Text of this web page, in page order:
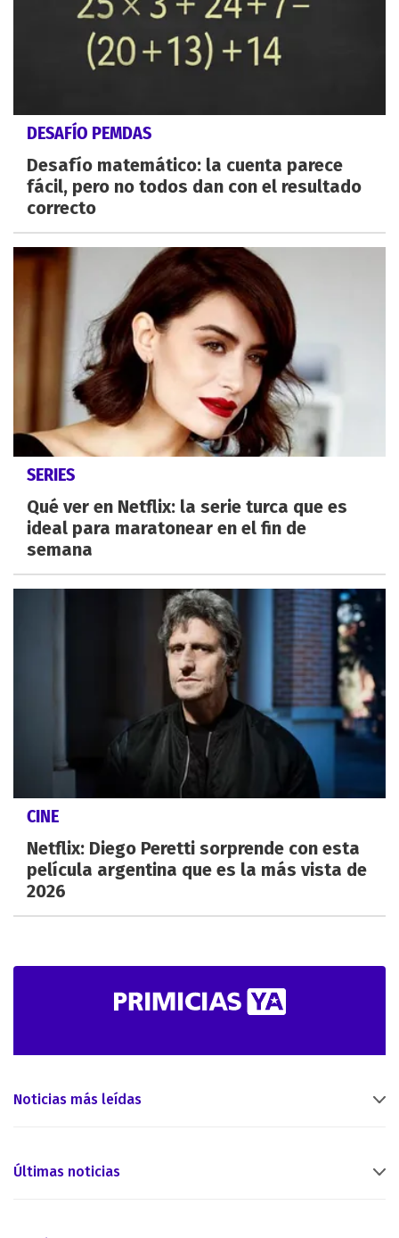
DESAFÍO PEMDAS
Desafío matemático: la cuenta parece
fácil, pero no todos dan con el resultado
correcto
SERIES
Qué ver en Netflix: la serie turca que es
ideal para maratonear en el fin de
semana
CINE
Netflix: Diego Peretti sorprende con esta
película argentina que es la más vista de
2026
Noticias más leídas
Últimas noticias